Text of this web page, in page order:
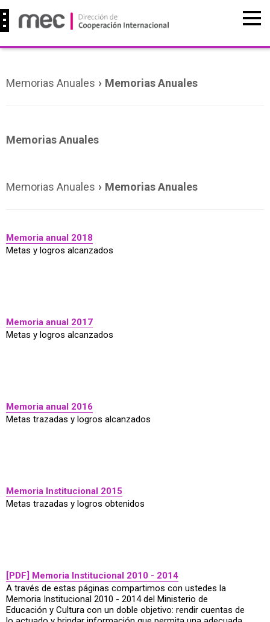
Memorias Anuales › Memorias Anuales
Memorias Anuales
Memorias Anuales › Memorias Anuales
Memoria anual 2018
Metas y logros alcanzados
Memoria anual 2017
Metas y logros alcanzados
Memoria anual 2016
Metas trazadas y logros alcanzados
Memoria Institucional 2015
Metas trazadas y logros obtenidos
[PDF] Memoria Institucional 2010 - 2014
A través de estas páginas compartimos con ustedes la
Memoria Institucional 2010 - 2014 del Ministerio de
Educación y Cultura con un doble objetivo: rendir cuentas de